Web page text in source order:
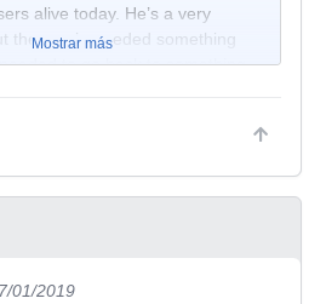
alive today. He’s a very
the movie needed something
to go back to something
I have the chance to work with
Mostrar más
01/2019